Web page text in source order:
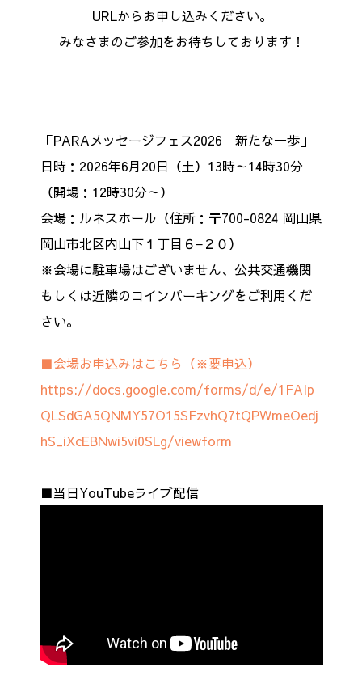
URLからお申し込みください。
みなさまのご参加をお待ちしております！
「PARAメッセージフェス2026 新たな一歩」
日時：2026年6月20日（土）13時～14時30分
（開場：12時30分～）
会場：ルネスホール（住所：〒700-0824 岡山県
岡山市北区内山下１丁目６−２０）
※会場に駐車場はございません、公共交通機関
もしくは近隣のコインパーキングをご利用くだ
さい。
■会場お申込みはこちら（※要申込）
https://docs.google.com/forms/d/e/1FAIp
QLSdGA5QNMY57O15SFzvhQ7tQPWmeOedj
hS_iXcEBNwi5vi0SLg/viewform
■当日YouTubeライブ配信